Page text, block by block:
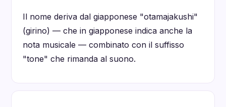
Il nome deriva dal giapponese "otamajakushi"
(girino) — che in giapponese indica anche la
nota musicale — combinato con il suffisso
"tone" che rimanda al suono.